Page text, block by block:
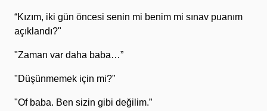
“Kızım, iki gün öncesi senin mi benim mi sınav puanım
açıklandı?"
"Zaman var daha baba…”
"Düşünmemek için mi?"
"Of baba. Ben sizin gibi değilim.”